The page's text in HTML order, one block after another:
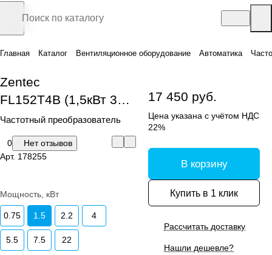
Главная Каталог Вентиляционное оборудование Автоматика
Zentec
FL152T4B (1,5кВт 3х380В)
Частотный преобразователь
0
Нет отзывов
Арт. 178255
Мощность, кВт
0.75 1.5 2.2 4
5.5 7.5 22
17 450 руб.
Цена указана с учётом НДС
22%
В корзину
Купить в 1 клик
Рассчитать доставку
Нашли дешевле?